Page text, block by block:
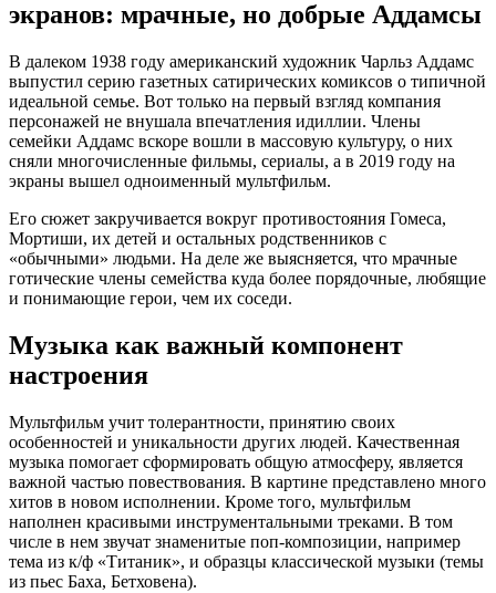
экранов: мрачные, но добрые Аддамсы
В далеком 1938 году американский художник Чарльз Аддамс
выпустил серию газетных сатирических комиксов о типичной
идеальной семье. Вот только на первый взгляд компания
персонажей не внушала впечатления идиллии. Члены
семейки Аддамс вскоре вошли в массовую культуру, о них
сняли многочисленные фильмы, сериалы, а в 2019 году на
экраны вышел одноименный мультфильм.
Его сюжет закручивается вокруг противостояния Гомеса,
Мортиши, их детей и остальных родственников с
«обычными» людьми. На деле же выясняется, что мрачные
готические члены семейства куда более порядочные, любящие
и понимающие герои, чем их соседи.
Музыка как важный компонент
настроения
Мультфильм учит толерантности, принятию своих
особенностей и уникальности других людей. Качественная
музыка помогает сформировать общую атмосферу, является
важной частью повествования. В картине представлено много
хитов в новом исполнении. Кроме того, мультфильм
наполнен красивыми инструментальными треками. В том
числе в нем звучат знаменитые поп-композиции, например
тема из к/ф «Титаник», и образцы классической музыки (темы
из пьес Баха, Бетховена).